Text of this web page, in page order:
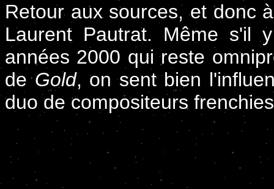
Retour aux sources, et donc
Laurent Pautrat. Même
années 2000 qui reste
deGold, on sent bien
duo de compositeurs